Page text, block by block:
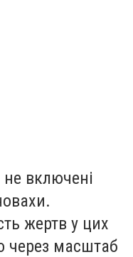
не включені
жертв у цих
через масштаб